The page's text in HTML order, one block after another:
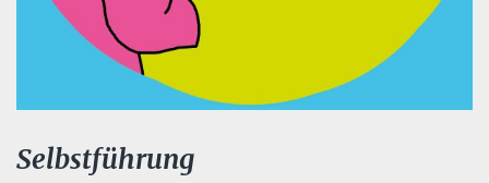
Selbstführung